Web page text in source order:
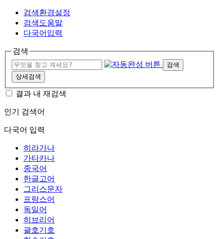
검색환경설정
검색도움말
다국어입력
검색
검색
상세검색
결과 내 재검색
인기 검색어
다국어 입력
히라가나
가타카나
중국어
한글고어
그리스문자
프랑스어
독일어
히브리어
괄호기호